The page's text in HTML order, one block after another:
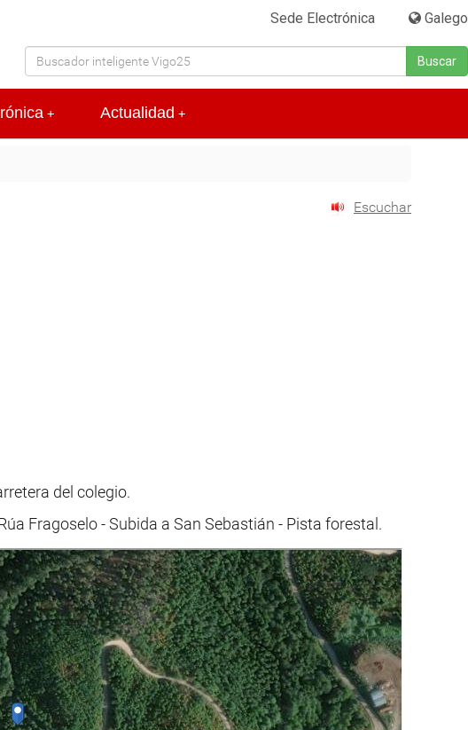
Sede Electrónica Galego
Buscar
+ +
Actualidad
Escuchar
del colegio.
Fragoselo - Subida a San Sebastián - Pista forestal.